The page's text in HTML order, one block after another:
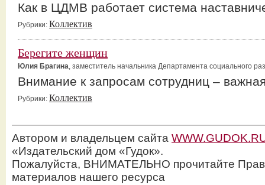
Как в ЦДМВ работает система
Рубрики: Коллектив
Берегите женщин
Юлия Брагина, заместитель начальника Департамента социального
Внимание к запросам сотрудниц –
Рубрики: Коллектив
Автором и владельцем сайта
«Издательский дом «Гудок».
Пожалуйста, ВНИМАТЕЛЬНО прочитайте
материалов нашего ресурса